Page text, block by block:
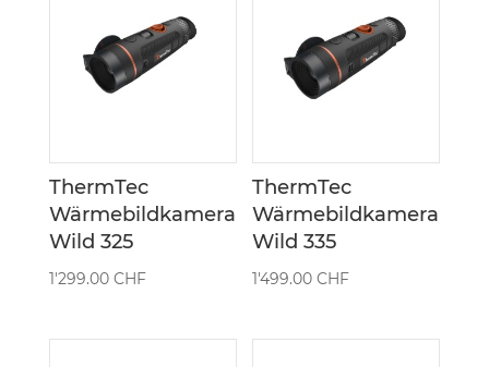
ThermTec
Wärmebildkamera
Wild 325
1'299.00 CHF
ThermTec
Wärmebildkamera
Wild 335
1'499.00CHF